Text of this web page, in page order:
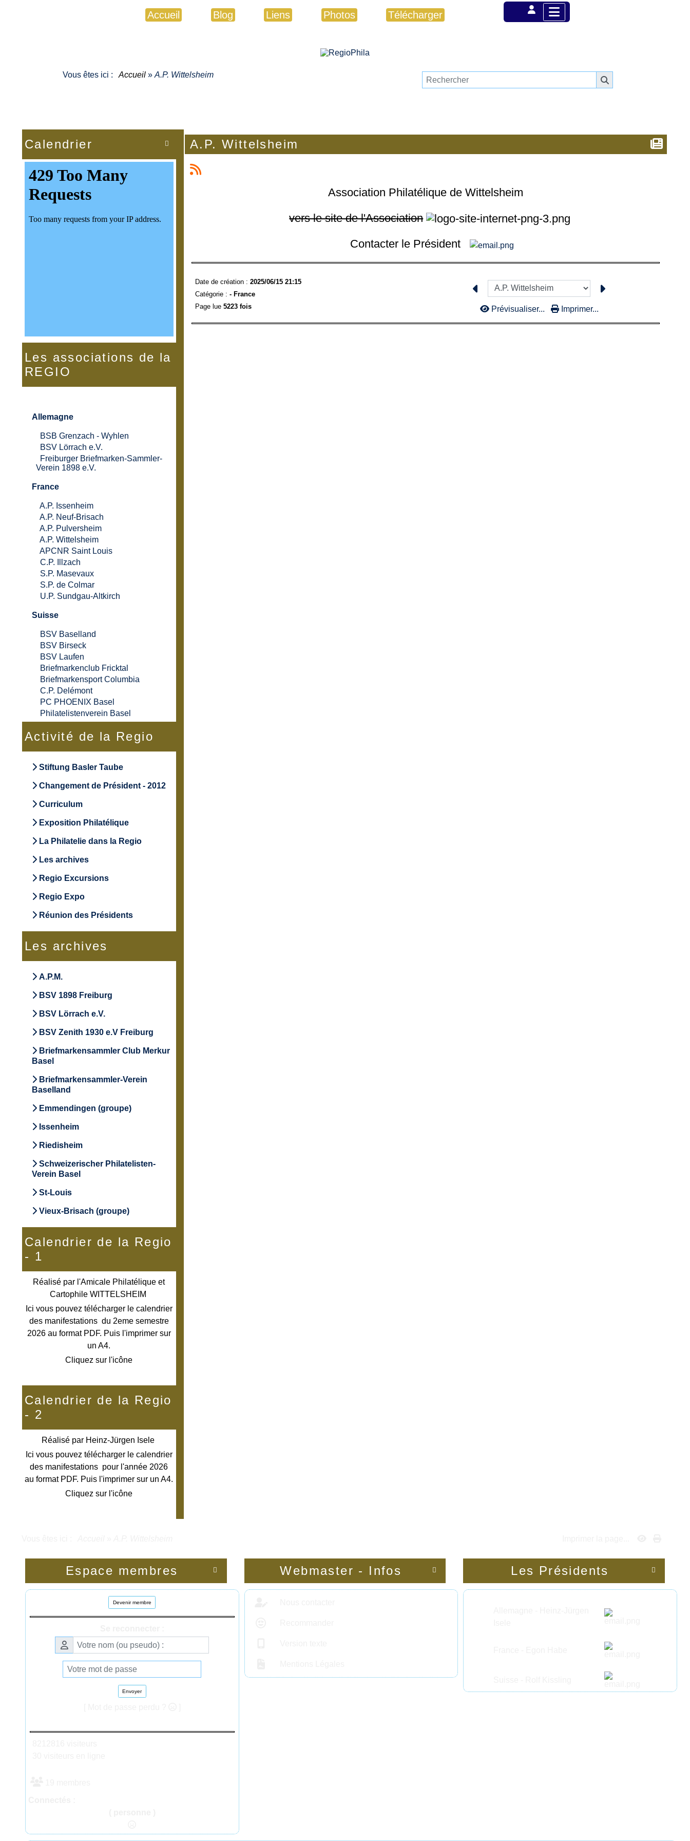
Accueil Blog Liens Photos Télécharger
Vous êtes ici : Accueil » A.P. Wittelsheim

Calendrier
Les associations de la
REGIO
Allemagne
BSB Grenzach - Wyhlen
BSV Lörrach e.V.
Freiburger Briefmarken-Sammler-
Verein 1898 e.V.
France
A.P. Issenheim
A.P. Neuf-Brisach
A.P. Pulversheim
A.P. Wittelsheim
APCNR Saint Louis
C.P. Illzach
S.P. Masevaux
S.P. de Colmar
U.P. Sundgau-Altkirch
Suisse
BSV Baselland
BSV Birseck
BSV Laufen
Briefmarkenclub Fricktal
Briefmarkensport Columbia
C.P. Delémont
PC PHOENIX Basel
Philatelistenverein Basel
Activité de la Regio
Stiftung Basler Taube
Changement de Président - 2012
Curriculum
Exposition Philatélique
La Philatelie dans la Regio
Les archives
Regio Excursions
Regio Expo
Réunion des Présidents
Les archives
A.P.M.
BSV 1898 Freiburg
BSV Lörrach e.V.
BSV Zenith 1930 e.V Freiburg
Briefmarkensammler Club Merkur
Basel
Briefmarkensammler-Verein
Baselland
Emmendingen (groupe)
Issenheim
Riedisheim
Schweizerischer Philatelisten-
Verein Basel
St-Louis
Vieux-Brisach (groupe)
Calendrier de la Regio
- 1
Réalisé par l'Amicale Philatélique et
Cartophile WITTELSHEIM
Ici vous pouvez télécharger le calendrier
des manifestations du 2eme semestre
2026 au format PDF. Puis l'imprimer sur
un A4.
Cliquez sur l'icône
Calendrier de la Regio
- 2
Réalisé par Heinz-Jürgen Isele
Ici vous pouvez télécharger le calendrier
des manifestations pour l'année 2026
au format PDF. Puis l'imprimer sur un A4.
Cliquez sur l'icône
A.P. Wittelsheim
Association Philatélique de Wittelsheim
vers le site de l'Association
Contacter le Président
Date de création : 2025/06/15 21:15
Catégorie : - France
Page lue 5223 fois Prévisualiser... Imprimer...

Espace membres
Devenir membre
Envoyer

Webmaster - Infos 
Les Présidents